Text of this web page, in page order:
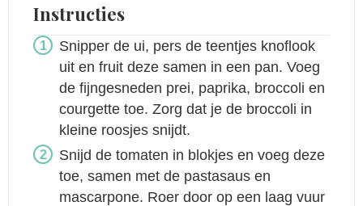
Instructies
Snipper de ui, pers de teentjes knoflook
uit en fruit deze samen in een pan. Voeg
de fijngesneden prei, paprika, broccoli en
courgette toe. Zorg dat je de broccoli in
kleine roosjes snijdt.
Snijd de tomaten in blokjes en voeg deze
toe, samen met de pastasaus en
mascarpone. Roer door op een laag vuur